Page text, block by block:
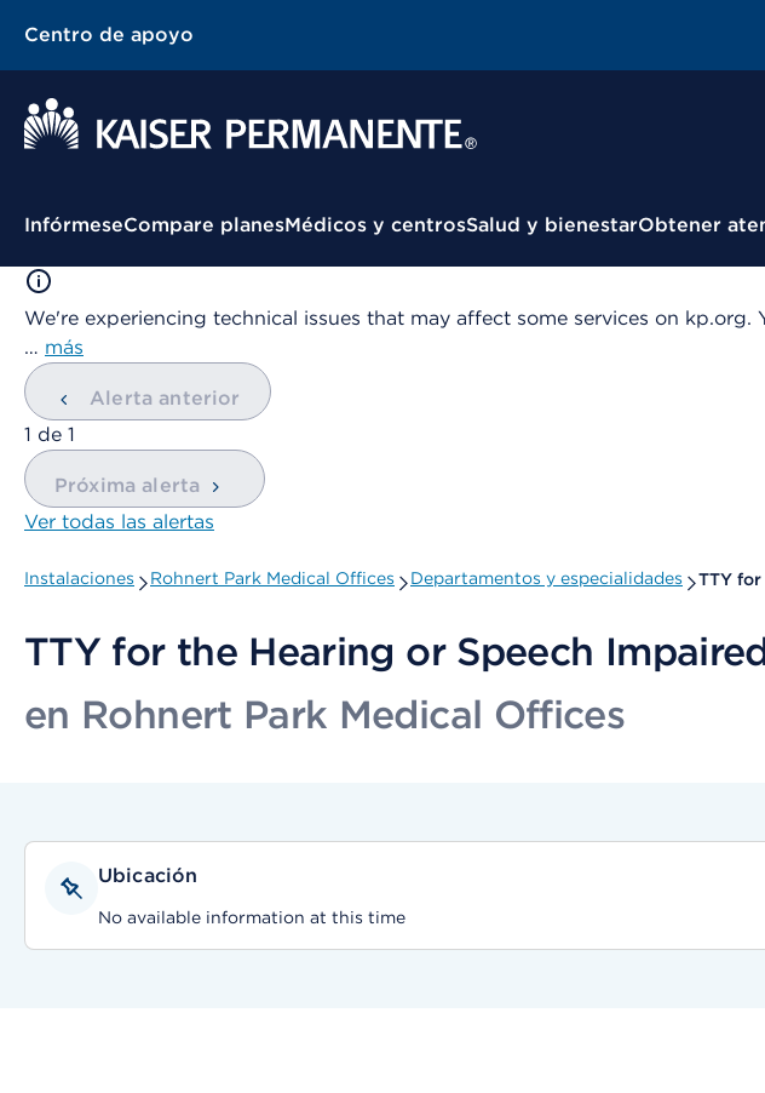
Centro de apoyo
Menú contextual
InfórmeseCompare planesMédicos y centrosSalud y bienestarObtener
We're experiencing technical issues that may affect some services on
… más
Alerta anterior
mostrando
1 de 1
Próxima alerta
Ver todas las alertas
Instalaciones Rohnert Park Medical Offices Departamentos y especialidades TTY
TTY for the Hearing or Speech
en Rohnert Park Medical Offices
Ubicación
No available information at this time